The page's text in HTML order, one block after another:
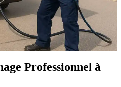
Professionnel à